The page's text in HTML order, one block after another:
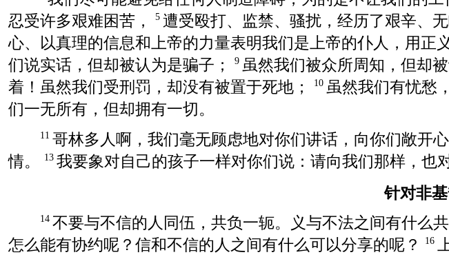
忍受许多艰难困苦，
5 遭受殴打、监禁、骚扰，经历了艰辛、
心、以真理的信息和上帝的力量表明我们是上帝的仆人，用正
们说实话，但却被认为是骗子；
9 虽然我们被众所周知，但却
着！虽然我们受刑罚，却没有被置于死地；
10 虽然我们有忧愁
们一无所有，但却拥有一切。
11 哥林多人啊，我们毫无顾虑地对你们讲话，向你们敞开心
情。
13 我要象对自己的孩子一样对你们说：请向我们那样，也
针对非
14 不要与不信的人同伍，共负一轭。义与不法之间有什么
怎么能有协约呢？信和不信的人之间有什么可以分享的呢？
16